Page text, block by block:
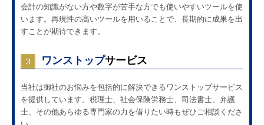
会計の知識がない方や数字が苦手な方でも使いやすいツールを使
います。再現性の高いツールを用いることで、長期的に成果を出
すことが期待できます。
ワンストップサービス
当社は御社のお悩みを包括的に解決できるワンストップサービス
を提供しています。税理士、社会保険労務士、司法書士、弁護
士、その他あらゆる専門家の力を借りたい時もぜひご相談くださ